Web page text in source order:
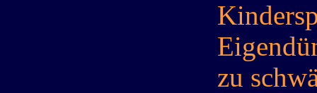
zu